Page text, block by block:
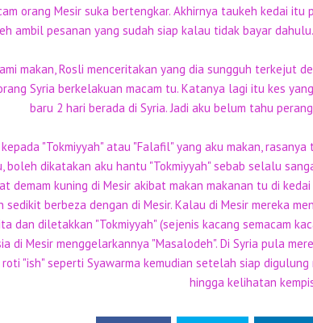
orang Mesir suka bertengkar. Akhirnya taukeh kedai
ambil pesanan yang sudah siap kalau tidak bayar
makan, Rosli menceritakan yang dia sungguh terkejut
Syria berkelakuan macam tu. Katanya lagi itu kes
baru 2 hari berada di Syria. Jadi aku belum tahu
"Tokmiyyah" atau "Falafil" yang aku makan,
boleh dikatakan aku hantu "Tokmiyyah" sebab selalu
demam kuning di Mesir akibat makan makanan tu di
sedikit berbeza dengan di Mesir. Kalau di Mesir mereka
dan diletakkan "Tokmiyyah" (sejenis kacang semacam
di Mesir menggelarkannya "Masalodeh". Di Syria pula
"ish" seperti Syawarma kemudian setelah siap
hingga kelihatan